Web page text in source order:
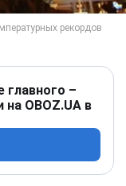
главного –
OBOZ.UA в